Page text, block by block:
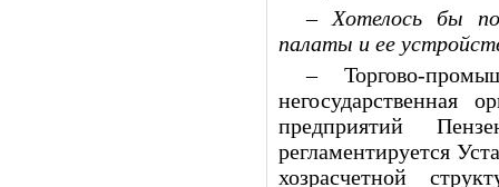
– Хотелось бы
палаты и ее
– Торгово-
негосударственная
предприятий
регламентируется
хозрасчетной